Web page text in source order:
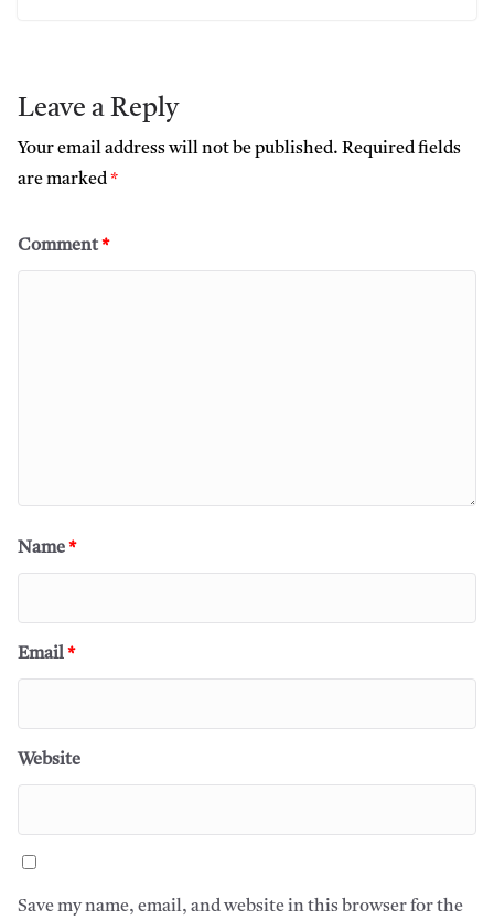
Leave a Reply
Your email address will not be published. Required fields
are marked*
Comment*
Name*
Email*
Website
Save my name, email, and website in this browser for the